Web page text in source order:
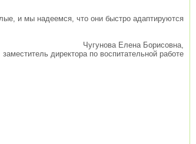
и мы надеемся, что они быстро адаптируются
Чугунова Елена Борисовна,
заместитель директора по воспитательной работе